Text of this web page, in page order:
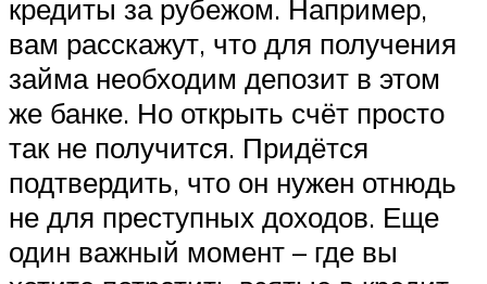
кредиты за рубежом. Например,
вам расскажут, что для получения
займа необходим депозит в этом
же банке. Но открыть счёт просто
так не получится. Придётся
подтвердить, что он нужен отнюдь
не для преступных доходов. Еще
один важный момент – где вы